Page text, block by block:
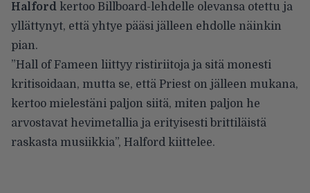
Halford kertoo Billboard-lehdelle olevansa otettu ja
yllättynyt, että yhtye pääsi jälleen ehdolle näinkin
pian.
”Hall of Fameen liittyy ristiriitoja ja sitä monesti
kritisoidaan, mutta se, että Priest on jälleen mukana,
kertoo mielestäni paljon siitä, miten paljon he
arvostavat hevimetallia ja erityisesti brittiläistä
raskasta musiikkia”, Halford kiittelee.